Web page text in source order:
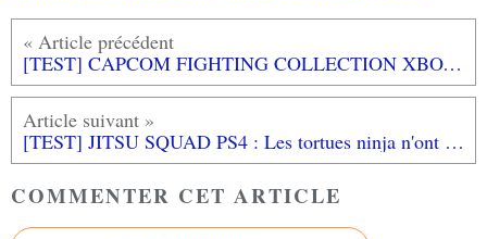
[TEST] CAPCOM FIGHTING COLLECTION XBOX ONE : Une super session de rattrapage!
[TEST] JITSU SQUAD PS4 : Les tortues ninja n'ont qu'à bien se tenir!
COMMENTER CET ARTICLE